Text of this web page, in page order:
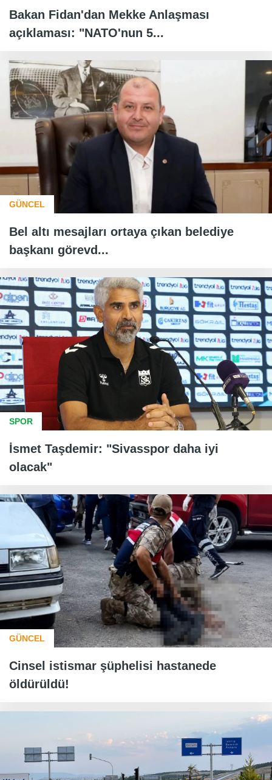
Bakan Fidan'dan Mekke Anlaşması
açıklaması: "NATO'nun 5...
GÜNCEL
Bel altı mesajları ortaya çıkan belediye
başkanı görevd...
SPOR
İsmet Taşdemir: "Sivasspor daha iyi
olacak"
GÜNCEL
Cinsel istismar şüphelisi hastanede
öldürüldü!